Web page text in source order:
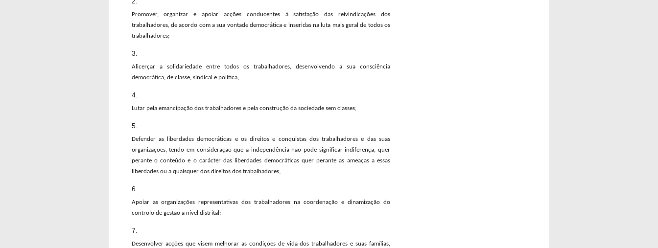
Promover, organizar e apoiar acções conducentes à satisfação das reivindicações dos
trabalhadores, de acordo com a sua vontade democrática e inseridas na luta mais geral de todos os
trabalhadores;
Alicerçar a solidariedade entre todos os trabalhadores, desenvolvendo a sua consciência
democrática, de classe, sindical e política;
Lutar pela emancipação dos trabalhadores e pela construção da sociedade sem classes;
Defender as liberdades democráticas e os direitos e conquistas dos trabalhadores e das suas
organizações, tendo em consideração que a independência não pode significar indiferença, quer
perante o conteúdo e o carácter das liberdades democráticas quer perante as ameaças a essas
liberdades ou a quaisquer dos direitos dos trabalhadores;
Apoiar as organizações representativas dos trabalhadores na coordenação e dinamização do
controlo de gestão a nível distrital;
Desenvolver acções que visem melhorar as condições de vida dos trabalhadores e suas famílias,